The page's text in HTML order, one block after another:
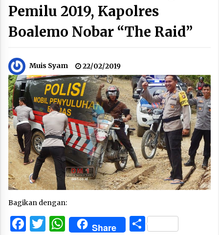
Pemilu 2019, Kapolres
Boalemo Nobar “The Raid”
Muis Syam 22/02/2019
Bagikan dengan:
Facebook
Twitter
WhatsApp
Share Share